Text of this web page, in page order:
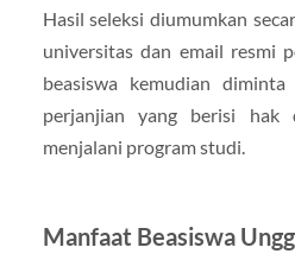
Hasil seleksi diumumkan
universitas dan email resmi
beasiswa kemudian
perjanjian yang berisi hak
menjalani program studi.
Manfaat Beasiswa